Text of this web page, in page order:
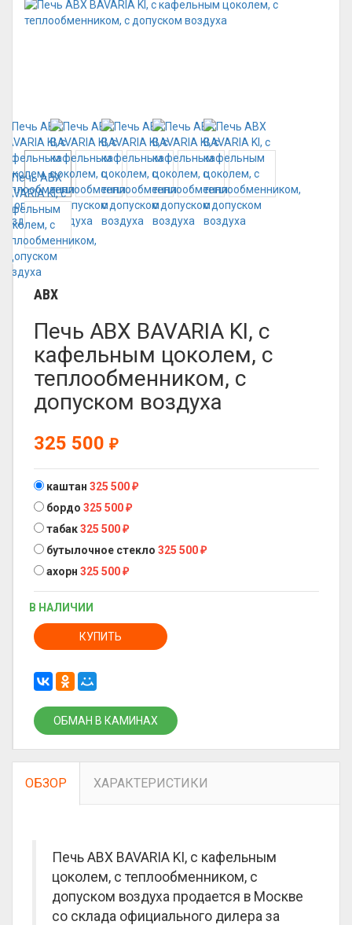
ABX
Печь ABX BAVARIA KI, с
кафельным цоколем, с
теплообменником, с
допуском воздуха
325 500 ₽
каштан 325 500 ₽
бордо 325 500 ₽
табак325 500 ₽
бутылочное стекло 325 500 ₽
ахорн 325 500 ₽
В НАЛИЧИИ
КУПИТЬ
ОБМАН В КАМИНАХ
ОБЗОР ХАРАКТЕРИСТИКИ
Печь ABX BAVARIA KI, с кафельным
цоколем, с теплообменником, с
допуском воздуха продается в Москве
со склада официального дилера за